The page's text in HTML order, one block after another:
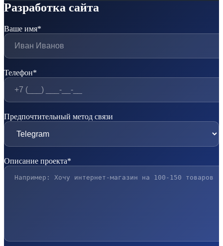
Разработка сайта
Ваше имя*
Телефон*
Предпочтительный метод связи
Описание проекта*